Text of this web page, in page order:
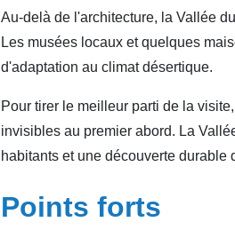
Au-delà de l'architecture, la Vallée
Les musées locaux et quelques
d'adaptation au climat désertique.
Pour tirer le meilleur parti de la
invisibles au premier abord. La
habitants et une découverte durable
Points forts